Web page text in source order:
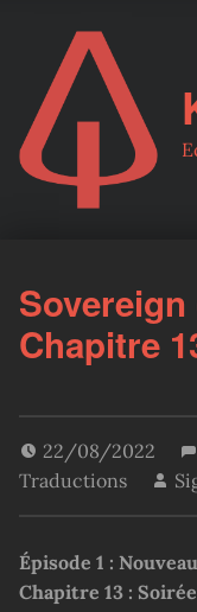
Chapitre
22/08/2022
Traductions
Épisode 1 :
Chapitre 13 :